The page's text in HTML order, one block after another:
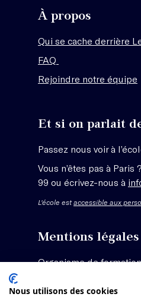
À propos
Qui se cache derrière
FAQ
Rejoindre notre équipe
Et si on parlait
Passez nous voir à
Vous n’êtes pas à
99 ou écrivez-nous à
L'école estaccessible aux
Mentions
Organisme de
Nous utilisons des cookies